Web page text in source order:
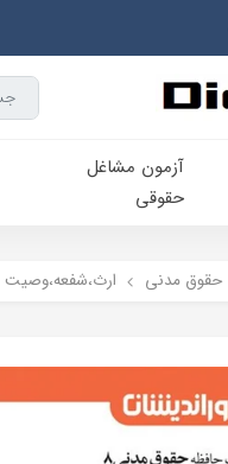
آزمون مشاغل
حقوقی
حقوق مدني ارث،شفعه،وصيت